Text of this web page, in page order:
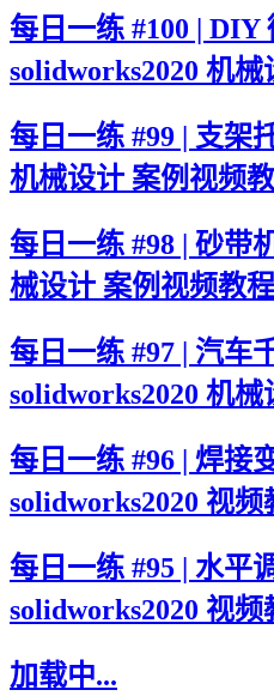
每日一练 #100 | DIY
solidworks2020 机
每日一练 #99 | 支架
机械设计 案例视频
每日一练 #98 | 砂带
械设计 案例视频教程
每日一练 #97 | 汽车
solidworks2020 机
每日一练 #96 | 焊接
solidworks2020 视频
每日一练 #95 | 水平
solidworks2020 视频
加载中...